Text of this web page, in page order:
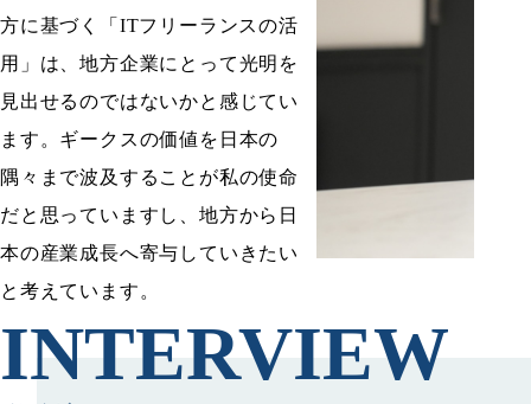
方に基づく「ITフリーランスの活
用」は、地方企業にとって光明を
見出せるのではないかと感じてい
ます。ギークスの価値を日本の
隅々まで波及することが私の使命
だと思っていますし、地方から日
本の産業成長へ寄与していきたい
と考えています。
INTERVIEW